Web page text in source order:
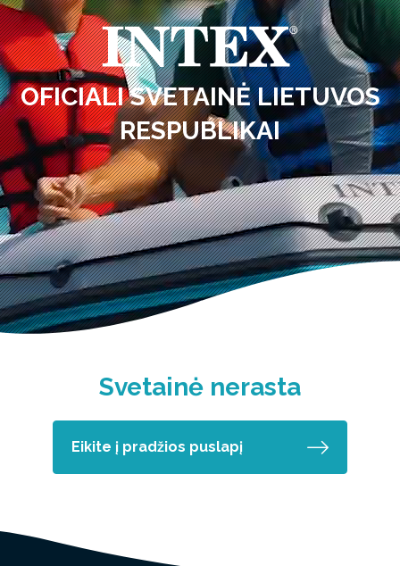
OFICIALI SVETAINĖ LIETUVOS
RESPUBLIKAI
Svetainė nerasta
Eikite į pradžios puslapį